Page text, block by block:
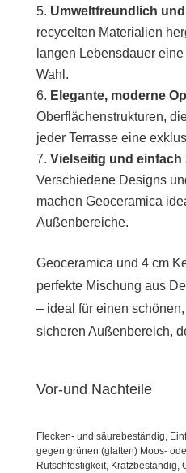
Umweltfreundlich
recycelten Materialien
langen Lebensdauer
Wahl.
Elegante, moderne
Oberflächenstrukturen,
jeder Terrasse eine
Vielseitig und einfach
Verschiedene Designs
machen Geoceramica
Außenbereiche.
Geoceramica und 4 cm
perfekte Mischung aus
– ideal für einen
sicheren Außenbereich,
Vor-und Nachteile
Flecken- und säurebeständig,
gegen grünen (glatten) Moos-
Rutschfestigkeit, Kratzbeständig,